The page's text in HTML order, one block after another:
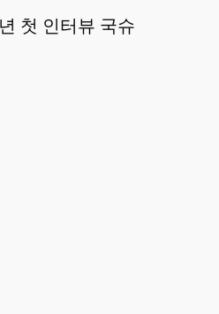
첫 인터뷰 국슈